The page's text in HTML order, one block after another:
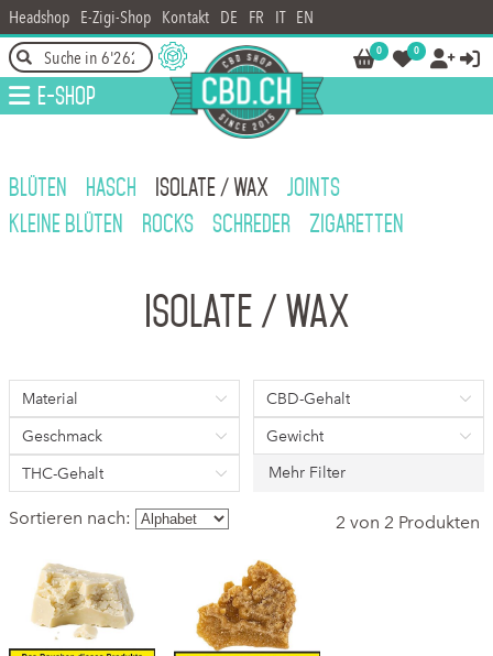
Headshop E-Zigi-Shop Kontakt DE FR IT EN
0 0  
E-Shop
BLÜTEN HASCH ISOLATE / WAX
JOINTS
KLEINE BLÜTEN
ROCKS SCHREDER ZIGARETTEN
Isolate / Wax
Material
CBD-Gehalt
Geschmack
Gewicht
THC-Gehalt
Mehr Filter
Sortieren nach: 2 von 2 Produkten